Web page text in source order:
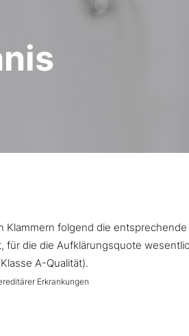
Klammern folgend die
die die Aufklärungsquote
A-Qualität).
Erkrankungen